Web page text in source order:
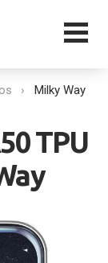
Milky Way
TPU